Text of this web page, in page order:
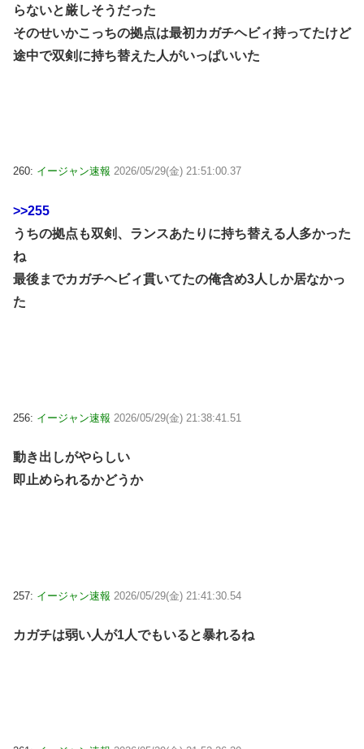
らないと厳しそうだった
そのせいかこっちの拠点は最初カガチヘビィ持ってたけど
途中で双剣に持ち替えた人がいっぱいいた
260: イージャン速報 2026/05/29(金) 21:51:00.37
>>255
うちの拠点も双剣、ランスあたりに持ち替える人多かった
ね
最後までカガチヘビィ貫いてたの俺含め3人しか居なかっ
た
256: イージャン速報 2026/05/29(金) 21:38:41.51
動き出しがやらしい
即止められるかどうか
257: イージャン速報 2026/05/29(金) 21:41:30.54
カガチは弱い人が1人でもいると暴れるね